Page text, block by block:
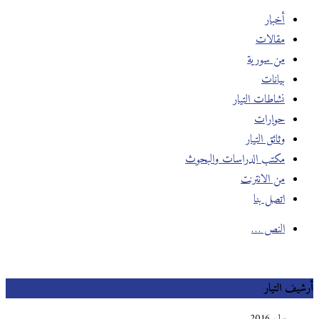
أخبار
مقالات
من سورية
بيانات
نشاطات التيار
حوارات
وثائق التيار
مكتب الدراسات والبحوث
من الانترنت
اتصل بنا
النص …
التيار